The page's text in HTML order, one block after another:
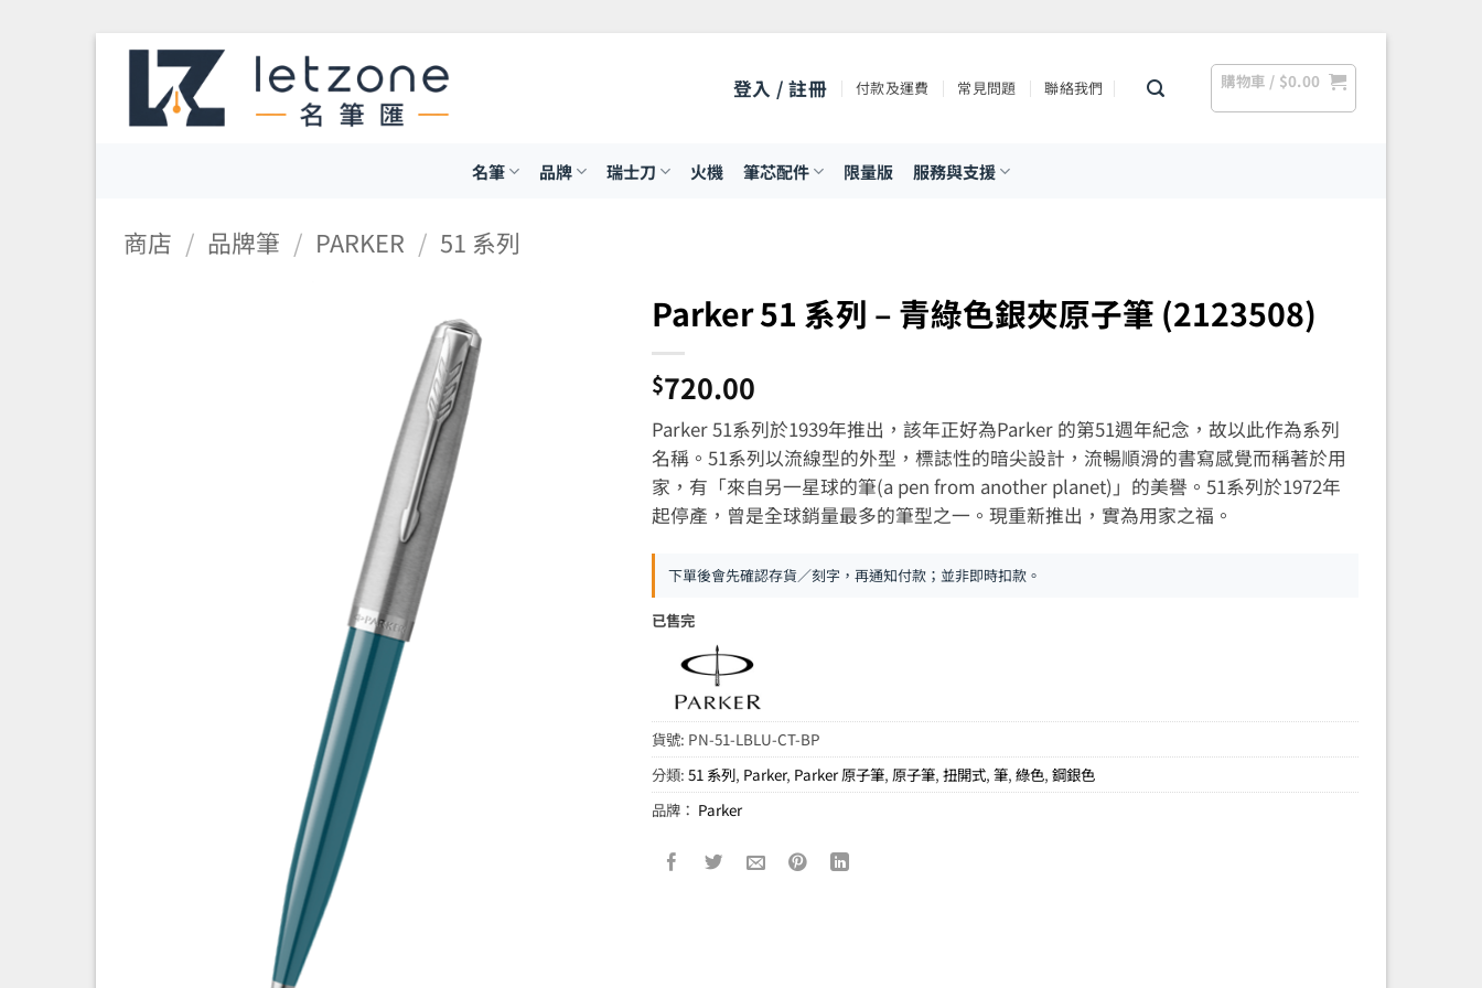
Skip
content
登入 / 註冊 付款及運費 常見問題 聯絡我們 購物車 / $0.00
名筆 品牌 瑞士刀 火機 筆芯配件 限量版 服務與支援
商店 / 品牌筆 / PARKER / 51 系列
Parker 51 系列 – 青綠色銀夾原子筆 (2123508)
$720.00
Parker 51系列於1939年推出，該年正好為Parker 的第51週年紀念，故以此作為系列
名稱。51系列以流線型的外型，標誌性的暗尖設計，流暢順滑的書寫感覺而稱著於用
家，有「來自另一星球的筆(a pen from another planet)」的美譽。51系列於1972年
起停產，曾是全球銷量最多的筆型之一。現重新推出，實為用家之福。
下單後會先確認存貨／刻字，再通知付款；並非即時扣款。
已售完
貨號: PN-51-LBLU-CT-BP
分類:51 系列, Parker, Parker 原子筆,原子筆,扭開式,筆,綠色,鋼銀色
品牌： Parker